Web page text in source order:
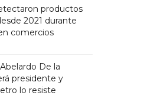
productos
2021 durante
comercios
De la
presidente y
lo resiste